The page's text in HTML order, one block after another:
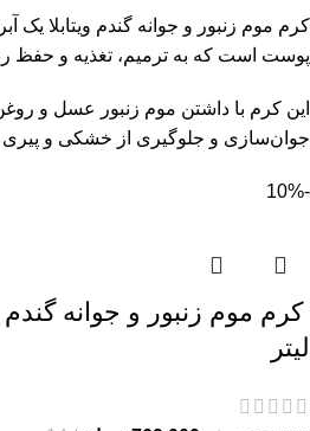
کرم موم زنبور و جوانه گندم ویتابلا یک
پوست است که به ترمیم، تغذیه و
این کرم با داشتن موم زنبور عسل و
جوان‌سازی و جلوگیری از خشکی و
-10%
لیتر